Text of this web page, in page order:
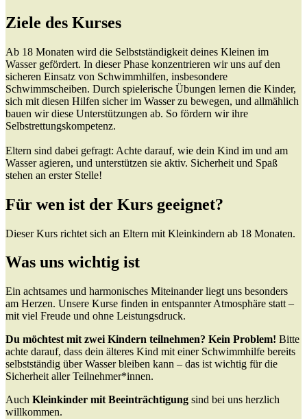
Ziele des Kurses
Ab 18 Monaten wird die Selbstständigkeit deines Kleinen im
Wasser gefördert. In dieser Phase konzentrieren wir uns auf den
sicheren Einsatz von Schwimmhilfen, insbesondere
Schwimmscheiben. Durch spielerische Übungen lernen die Kinder,
sich mit diesen Hilfen sicher im Wasser zu bewegen, und allmählich
bauen wir diese Unterstützungen ab. So fördern wir ihre
Selbstrettungskompetenz.
Eltern sind dabei gefragt: Achte darauf, wie dein Kind im und am
Wasser agieren, und unterstützen sie aktiv. Sicherheit und Spaß
stehen an erster Stelle!
Für wen ist der Kurs geeignet?
Dieser Kurs richtet sich an Eltern mit Kleinkindern ab 18 Monaten.
Was uns wichtig ist
Ein achtsames und harmonisches Miteinander liegt uns besonders
am Herzen. Unsere Kurse finden in entspannter Atmosphäre statt –
mit viel Freude und ohne Leistungsdruck.
Du möchtest mit zwei Kindern teilnehmen? Kein Problem! Bitte
achte darauf, dass dein älteres Kind mit einer Schwimmhilfe bereits
selbstständig über Wasser bleiben kann – das ist wichtig für die
Sicherheit aller Teilnehmer*innen.
Auch Kleinkinder mit Beeinträchtigung sind bei uns herzlich
willkommen.